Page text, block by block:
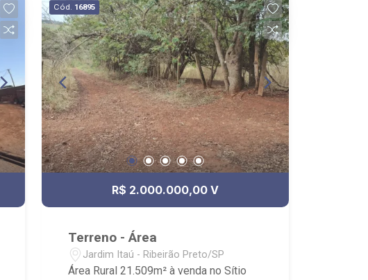
Cód. 16895
R$ 2.000.000,00 V
Terreno - Área
Jardim Itaú - Ribeirão Preto/SP
Área Rural 21.509m² à venda no Sítio